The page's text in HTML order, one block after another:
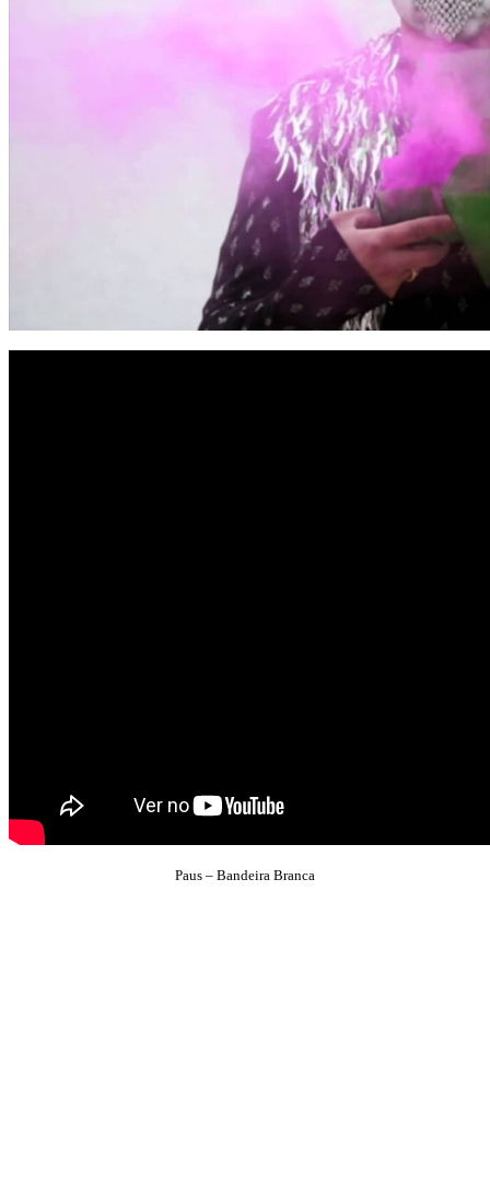
Paus – Bandeira Branca